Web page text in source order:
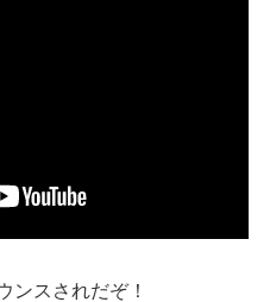
ンスされだぞ！